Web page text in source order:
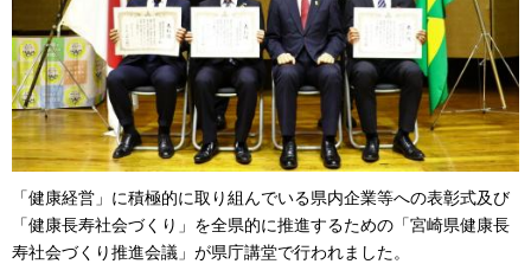
「健康経営」に積極的に取り組んでいる県内企業等への表彰式及び
「健康長寿社会づくり」を全県的に推進するための「宮崎県健康長
寿社会づくり推進会議」が県庁講堂で行われました。